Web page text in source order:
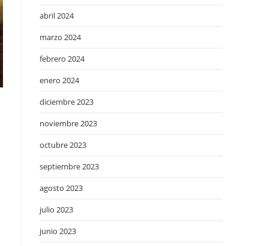
abril 2024
marzo 2024
febrero 2024
enero 2024
diciembre 2023
noviembre 2023
octubre 2023
septiembre 2023
agosto 2023
julio 2023
junio 2023